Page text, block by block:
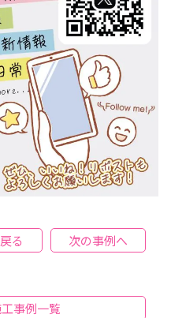
る 次の事例へ
事例一覧